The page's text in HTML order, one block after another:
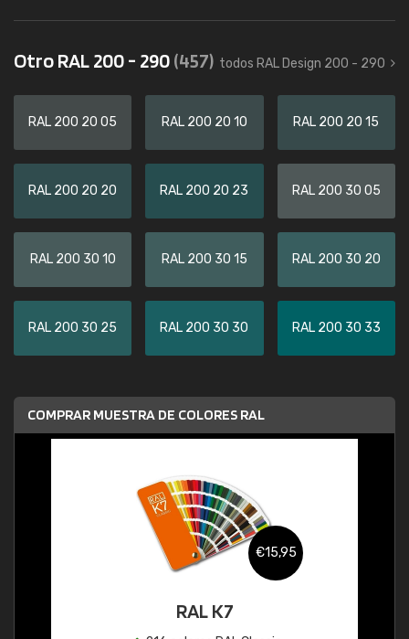
Otro RAL 200 - 290(457) todos RAL Design 200 - 290
RAL 200 20 05 RAL 200 20 10 RAL 200 20 15
RAL 200 20 20 RAL 200 20 23 RAL 200 30 05
RAL 200 30 10 RAL 200 30 15 RAL 200 30 20
RAL 200 30 25 RAL 200 30 30 RAL 200 30 33
COMPRAR MUESTRA DE COLORES RAL
€15,95
RAL K7